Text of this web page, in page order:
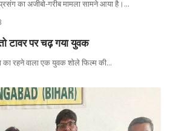
का अजीबो-गरीब मामला सामने आया है। …
टावर पर चढ़ गया युवक
का रहने वाला एक युवक शोले फिल्म की…